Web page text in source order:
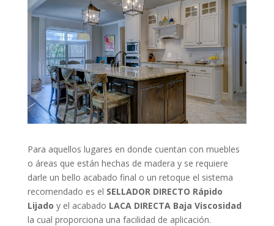
Para aquellos lugares en donde cuentan con muebles
o áreas que están hechas de madera y se requiere
darle un bello acabado final o un retoque el sistema
recomendado es el SELLADOR DIRECTO Rápido
Lijado y el acabado LACA DIRECTA Baja Viscosidad
la cual proporciona una facilidad de aplicación.